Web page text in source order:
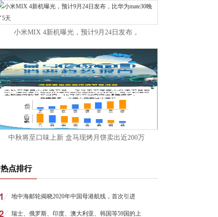
小米MIX 4新机曝光，预计9月24日发布，
中秋将至口味上新 盒马现烤月饼卖出近200万
热点排行
地中海邮轮揭晓2020年中国母港航线，首次引进
瑞士、俄罗斯、印度、澳大利亚、韩国等59国的上